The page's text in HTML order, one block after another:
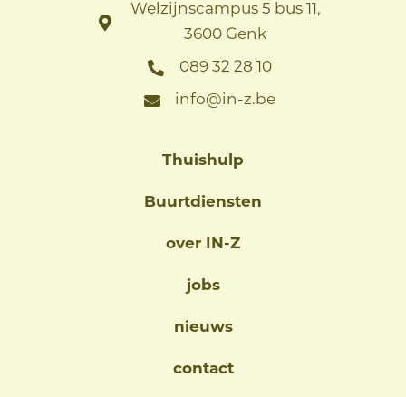
Welzijnscampus 5 bus 11,
3600 Genk
089 32 28 10
info@in-z.be
Thuishulp
Buurtdiensten
over IN-Z
jobs
nieuws
contact